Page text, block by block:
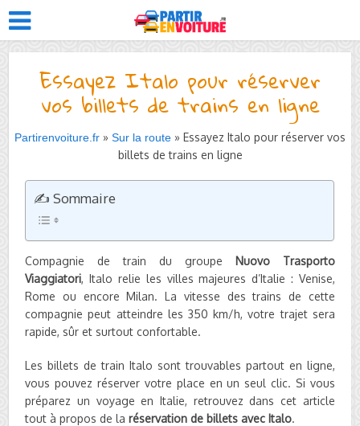
Essayez Italo pour réserver
vos billets de trains en ligne
Partirenvoiture.fr » Sur la route » Essayez Italo pour réserver vos
billets de trains en ligne
✍️ Sommaire
Compagnie de train du groupe Nuovo Trasporto
Viaggiatori, Italo relie les villes majeures d’Italie : Venise,
Rome ou encore Milan. La vitesse des trains de cette
compagnie peut atteindre les 350 km/h, votre trajet sera
rapide, sûr et surtout confortable.
Les billets de train Italo sont trouvables partout en ligne,
vous pouvez réserver votre place en un seul clic. Si vous
préparez un voyage en Italie, retrouvez dans cet article
tout à propos de laréservation de billets avec Italo.